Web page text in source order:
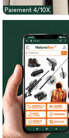
Paiement 4/10X